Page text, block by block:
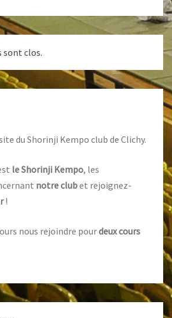
sont clos.
du Shorinji Kempo club de Clichy.
le Shorinji Kempo, les
notre clubet rejoignez-
!
nous rejoindre pourdeux cours